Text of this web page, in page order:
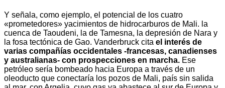
Y señala, como ejemplo, el potencial de los cuatro
«prometedores» yacimientos de hidrocarburos de Mali. la
cuenca de Taoudeni, la de Tamesna, la depresión de Nara y
la fosa tectónica de Gao. Vanderbruck cita el interés de
varias compañías occidentales -francesas, canadienses
y australianas- con prospecciones en marcha. Ese
petróleo sería bombeado hacia Europa a través de un
oleoducto que conectaría los pozos de Mali, país sin salida